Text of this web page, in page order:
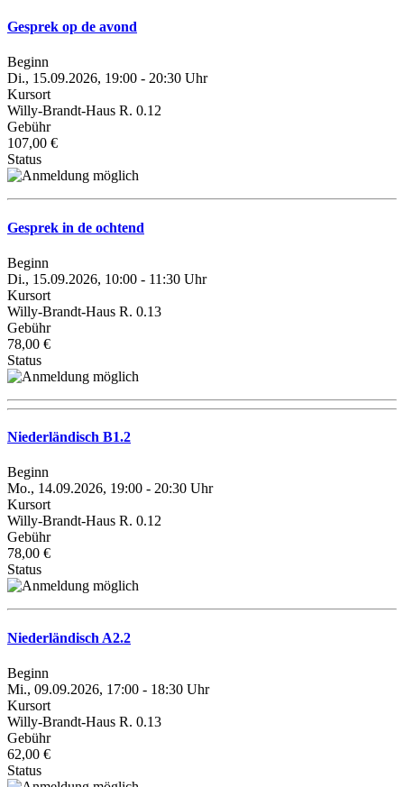
Gesprek op de avond
Beginn
Di., 15.09.2026, 19:00 - 20:30 Uhr
Kursort
Willy-Brandt-Haus R. 0.12
Gebühr
107,00 €
Status
Gesprek in de ochtend
Beginn
Di., 15.09.2026, 10:00 - 11:30 Uhr
Kursort
Willy-Brandt-Haus R. 0.13
Gebühr
78,00 €
Status
Niederländisch B1.2
Beginn
Mo., 14.09.2026, 19:00 - 20:30 Uhr
Kursort
Willy-Brandt-Haus R. 0.12
Gebühr
78,00 €
Status
Niederländisch A2.2
Beginn
Mi., 09.09.2026, 17:00 - 18:30 Uhr
Kursort
Willy-Brandt-Haus R. 0.13
Gebühr
62,00 €
Status